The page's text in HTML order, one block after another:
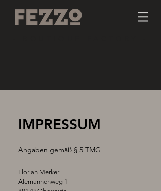
IMPRESSUM
Angaben gemäß § 5 TMG
Florian Merker
Alemannenweg 1